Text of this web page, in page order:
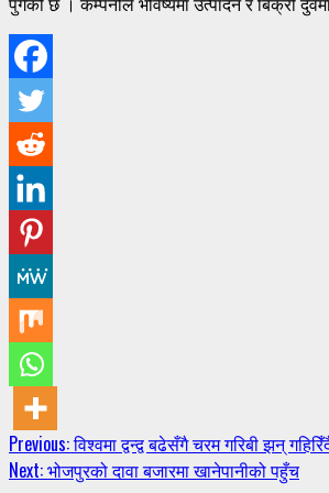
Continue
Previous:विश्वमा द्वन्द्व बढेसँगै चरम गरिबी झन्
Next:भोजपुरको दावा बजारमा खानेपानीको पहुँच